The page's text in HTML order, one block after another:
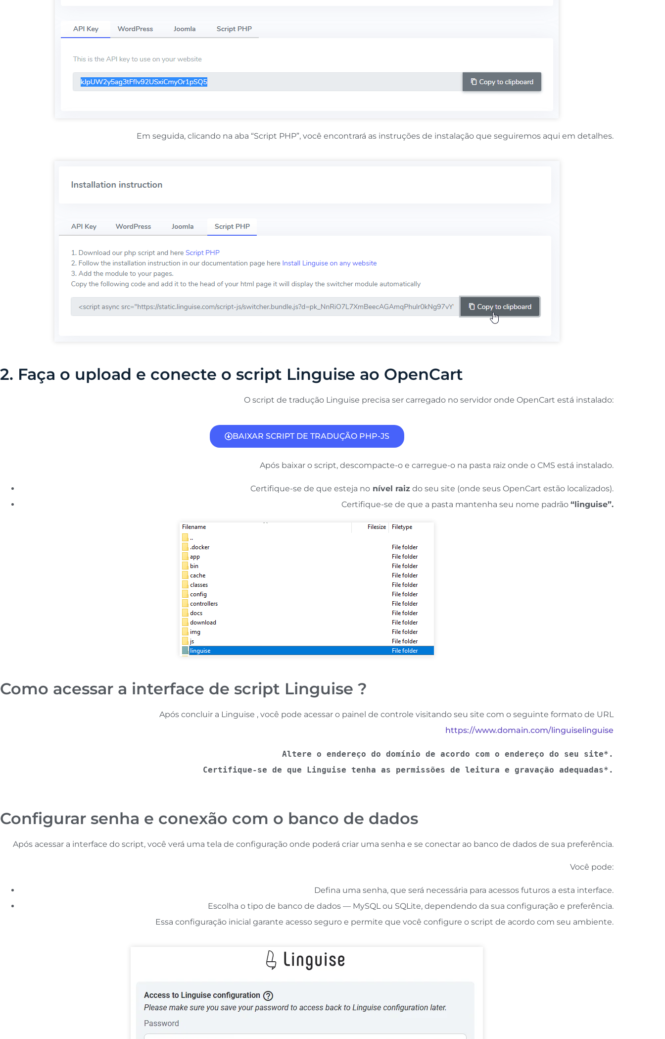
Em seguida, clicando na aba “Script PHP”, você encontrará as instruções de instalação que seguiremos aqui em detalhes.
2. Faça o upload e conecte o script Linguise ao OpenCart
O script de tradução Linguise precisa ser carregado no servidor onde OpenCart está instalado:
BAIXAR SCRIPT DE TRADUÇÃO PHP-JS
Após baixar o script, descompacte-o e carregue-o na pasta raiz onde o CMS está instalado.
Certifique-se de que esteja no nível raiz do seu site (onde seus OpenCart estão localizados).
Certifique-se de que a pasta mantenha seu nome padrão “linguise”.
Como acessar a interface de script Linguise ?
Após concluir a Linguise , você pode acessar o painel de controle visitando seu site com o seguinte formato de URL
https://www.domain.com/linguiselinguise
Altere o endereço do domínio de acordo com o endereço do seu site*.
Certifique-se de que Linguise tenha as permissões de leitura e gravação adequadas*.
Configurar senha e conexão com o banco de dados
Após acessar a interface do script, você verá uma tela de configuração onde poderá criar uma senha e se conectar ao banco de dados de sua preferência.
Você pode:
Defina uma senha, que será necessária para acessos futuros a esta interface.
Escolha o tipo de banco de dados — MySQL ou SQLite, dependendo da sua configuração e preferência.
Essa configuração inicial garante acesso seguro e permite que você configure o script de acordo com seu ambiente.